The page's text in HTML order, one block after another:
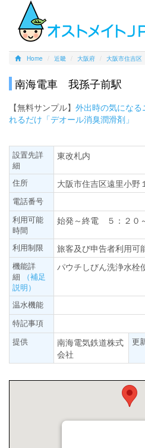
Home 近畿 大阪府 大阪市住吉区
南海電車 我孫子前駅
【無料サンプル】 外出時の気にな
れるだけ「デオール消臭潤滑剤」
設置先詳
細
東改札内
住所 大阪市住吉区遠里小野
電話番号
利用可能
時間
始発～終電 ５：２０
利用制限 旅客及び申告者利用可
機能詳
細
（補足
説明）
パウチしびん洗浄水栓
温水機能
特記事項
提供
南海電気鉄道株式
会社
更